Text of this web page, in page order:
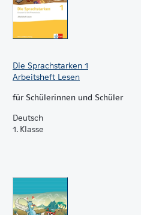
Die Sprachstarken 1
Arbeitsheft Lesen
für Schülerinnen und Schüler
Deutsch
1. Klasse